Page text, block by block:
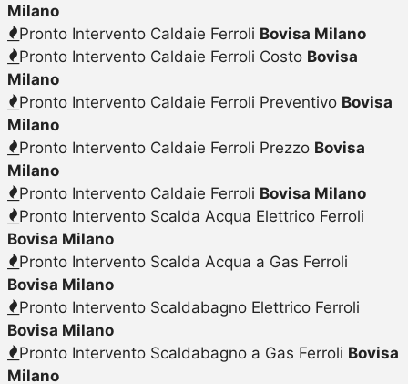
Milano
Pronto Intervento Caldaie Ferroli Bovisa Milano
Pronto Intervento Caldaie Ferroli Costo Bovisa
Milano
Pronto Intervento Caldaie Ferroli Preventivo Bovisa
Milano
Pronto Intervento Caldaie Ferroli Prezzo Bovisa
Milano
Pronto Intervento Caldaie Ferroli Bovisa Milano
Pronto Intervento Scalda Acqua Elettrico Ferroli
Bovisa Milano
Pronto Intervento Scalda Acqua a Gas Ferroli
Bovisa Milano
Pronto Intervento Scaldabagno Elettrico Ferroli
Bovisa Milano
Pronto Intervento Scaldabagno a Gas Ferroli Bovisa
Milano